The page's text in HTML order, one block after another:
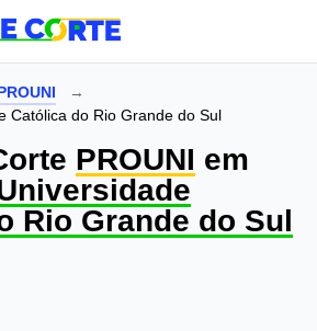
Católica do Rio Grande do Sul
PROUNI em
Rio Grande do Sul